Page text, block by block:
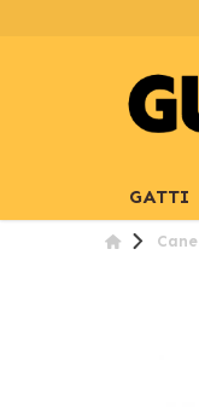
GATTI
Cane